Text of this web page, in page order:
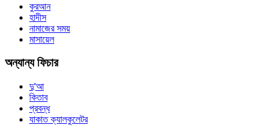
কুরআন
হাদীস
নামাজের সময়
মাসায়েল
অন্যান্য ফিচার
দু'আ
কিতাব
প্রবন্ধ
যাকাত ক্যালকুলেটর